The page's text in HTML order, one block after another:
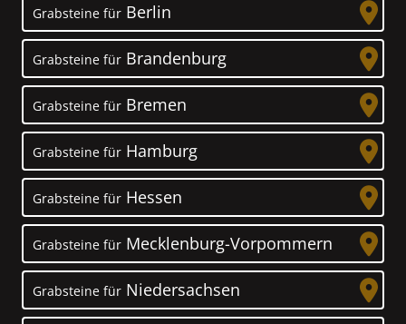
Grabsteine für Berlin
Grabsteine für Brandenburg
Grabsteine für Bremen
Grabsteine für Hamburg
Grabsteine für Hessen
Grabsteine für Mecklenburg-Vorpommern
Grabsteine für Niedersachsen